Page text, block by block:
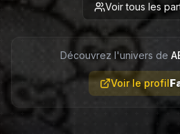
Voir tous les
Découvrez l'univers de
Voir le profil